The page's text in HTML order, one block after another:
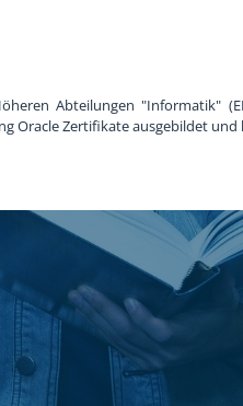
Abteilungen "Informatik"
Oracle Zertifikate ausgebildet